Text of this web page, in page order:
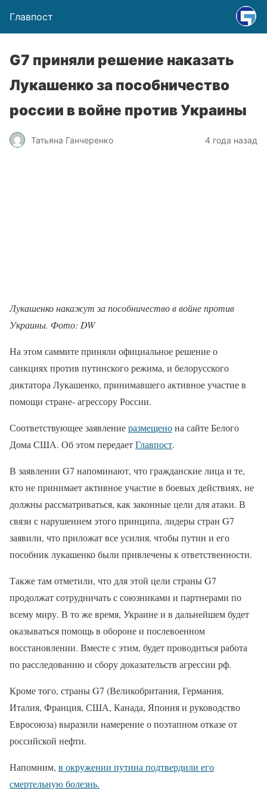
Главпост
G7 приняли решение наказать
Лукашенко за пособничество
россии в войне против Украины
Татьяна Ганчеренко 4 года назад
Лукашенко накажут за пособничество в войне против
Украины. Фото: DW
На этом саммите приняли официальное решение о
санкциях против путинского режима, и белорусского
диктатора Лукашенко, принимавшего активное участие в
помощи стране- агрессору России.
Соответствующее заявлениеразмещенона сайте Белого
Дома США. Об этом передаетГлавпост.
В заявлении G7 напоминают, что гражданские лица и те,
кто не принимает активное участие в боевых действиях, не
должны рассматриваться, как законные цели для атаки. В
связи с нарушением этого принципа, лидеры стран G7
заявили, что приложат все усилия, чтобы путин и его
пособник лукашенко были привлечены к ответственности.
Также там отметили, что для этой цели страны G7
продолжат сотрудничать с союзниками и партнерами по
всему миру. В то же время, Украине и в дальнейшем будет
оказываться помощь в обороне и послевоенном
восстановлении. Вместе с этим, будет проводиться работа
по расследованию и сбору доказательств агрессии рф.
Кроме того, страны G7 (Великобритания, Германия,
Италия, Франция, США, Канада, Япония и руководство
Евросоюза) выразили намерение о поэтапном отказе от
российской нефти.
Напомним, в окружении путина подтвердили его
смертельную болезнь.